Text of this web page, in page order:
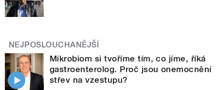
NEJPOSLOUCHANĚJŠÍ
Mikrobiom si tvoříme tím, co jíme, říká
gastroenterolog. Proč jsou onemocnění
střev na vzestupu?